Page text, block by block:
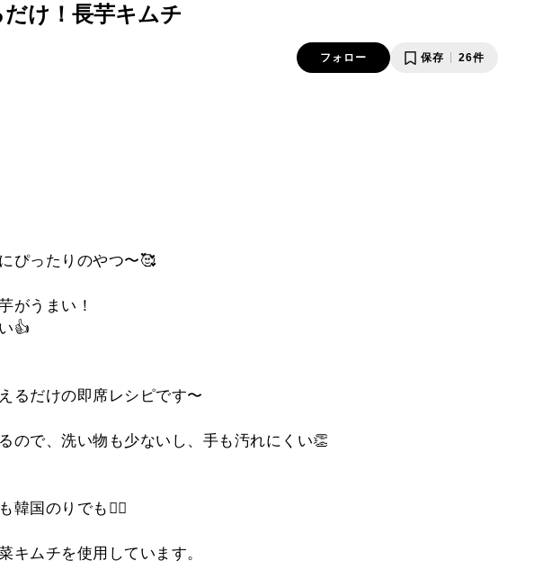
け！長芋キムチ
フォロー 保存 26件
ぴったりのやつ〜🥰
がうまい！
👍
るだけの即席レシピです〜
ので、洗い物も少ないし、手も汚れにくい👏
韓国のりでも🙆‍♀️
キムチを使用しています。